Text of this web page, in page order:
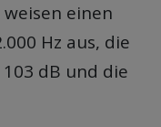
einen
Hz aus, die
dB und die